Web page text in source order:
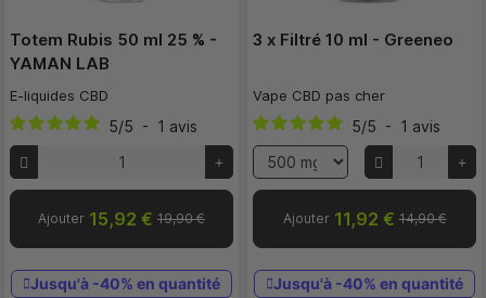
Totem Rubis 50 ml 25 % -
YAMAN LAB
E-liquides CBD
5/5 - 1 avis
Ajouter 15,92 € 19,90 €
Jusqu'à -40% en quantité
3 x Filtré 10 ml - Greeneo
Vape CBD pas cher
5/5 - 1 avis
Ajouter 11,92 € 14,90 €
Jusqu'à -40% en quantité